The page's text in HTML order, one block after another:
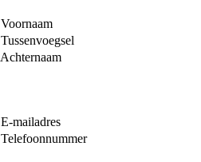
Voornaam
Tussenvoegsel
Achternaam
E-mailadres
Telefoonnummer